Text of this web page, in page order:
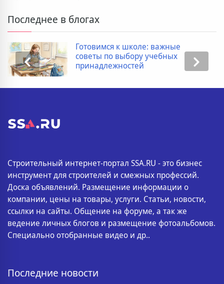
Последнее в блогах
Готовимся к школе: важные
советы по выбору учебных
принадлежностей
Строительный интернет-портал SSA.RU - это бизнес
инструмент для строителей и смежных профессий.
Доска объявлений. Размещение информации о
компании, цены на товары, услуги. Статьи, новости,
ссылки на сайты. Общение на форуме, а так же
ведение личных блогов и размещение фотоальбомов.
Специально отобранные видео и др..
Последние новости